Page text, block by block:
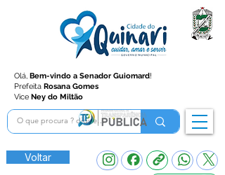
Olá, Bem-vindo a Senador Guiomard!
Prefeita Rosana Gomes
Vice Ney do Miltão
Voltar